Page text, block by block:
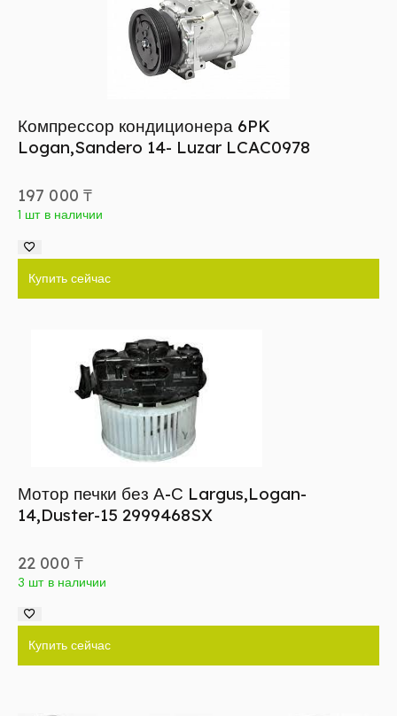
Компрессор кондиционера 6PK
Logan,Sandero 14- Luzar LCAC0978
197 000 ₸
1 шт в наличии
Купить сейчас
Мотор печки без А-С Largus,Logan-
14,Duster-15 2999468SX
22 000 ₸
3 шт в наличии
Купить сейчас